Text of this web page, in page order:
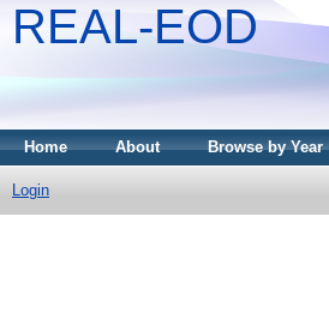
REAL-EOD
Home About Browse by Year
Login